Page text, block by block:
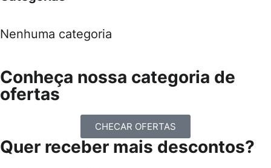
Nenhuma categoria
Conheça nossa categoria de
ofertas
CHECAR OFERTAS
Quer receber mais descontos?